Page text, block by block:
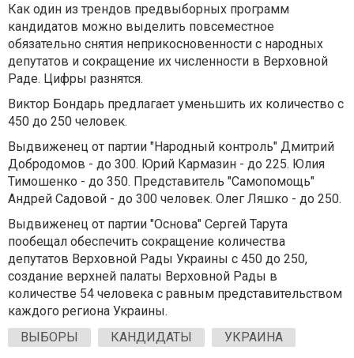
Как один из трендов предвыборных программ
кандидатов можно выделить повсеместное
обязательно снятия неприкосновенности с народных
депутатов и сокращение их численности в Верховной
Раде. Цифры разнятся.
Виктор Бондарь предлагает уменьшить их количество с
450 до 250 человек.
Выдвиженец от партии "Народный контроль" Дмитрий
Добродомов - до 300. Юрий Кармазин - до 225. Юлия
Тимошенко - до 350. Представитель "Самопомощь"
Андрей Садовой - до 300 человек. Олег Ляшко - до 250.
Выдвиженец от партии "Основа" Сергей Тарута
пообещал обеспечить сокращение количества
депутатов Верховной Рады Украины с 450 до 250,
создание верхней палаты Верховной Рады в
количестве 54 человека с равным представительством
каждого региона Украины.
ВЫБОРЫ
КАНДИДАТЫ УКРАИНА